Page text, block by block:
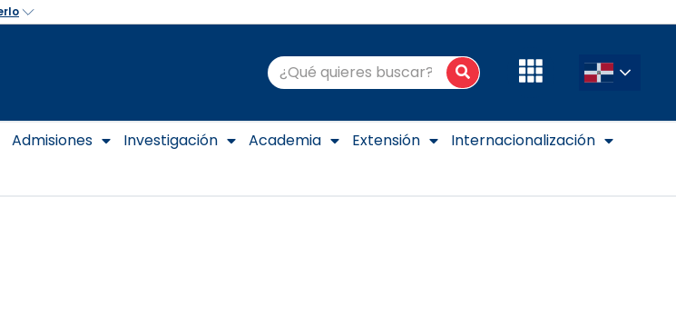
Buscar Buscar
Admisiones Investigación Academia Extensión
Internacionalización